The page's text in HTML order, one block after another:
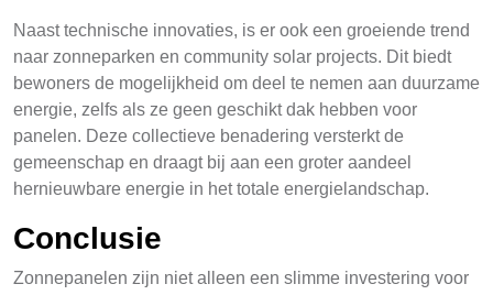
Naast technische innovaties, is er ook een groeiende trend
naar zonneparken en community solar projects. Dit biedt
bewoners de mogelijkheid om deel te nemen aan duurzame
energie, zelfs als ze geen geschikt dak hebben voor
panelen. Deze collectieve benadering versterkt de
gemeenschap en draagt bij aan een groter aandeel
hernieuwbare energie in het totale energielandschap.
Conclusie
Zonnepanelen zijn niet alleen een slimme investering voor